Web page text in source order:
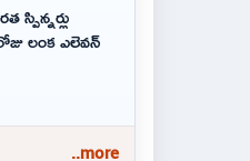
లంక ఎలెవన్
..more